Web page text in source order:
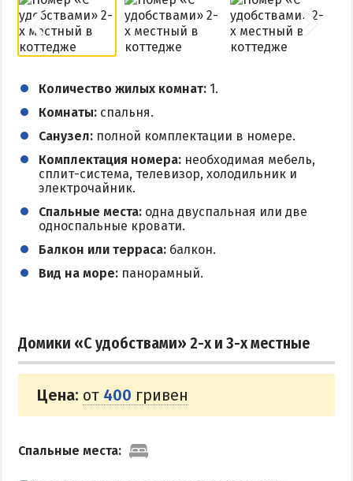
Количество жилых комнат: 1.
Комнаты: спальня.
Санузел: полной комплектации в номере.
Комплектация номера: необходимая мебель,
сплит-система, телевизор, холодильник и
электрочайник.
Спальные места: одна двуспальная или две
односпальные кровати.
Балкон или терраса: балкон.
Вид на море: панорамный.
Домики «С удобствами» 2-х и 3-х местные
Цена: от 400 гривен
Спальные места: